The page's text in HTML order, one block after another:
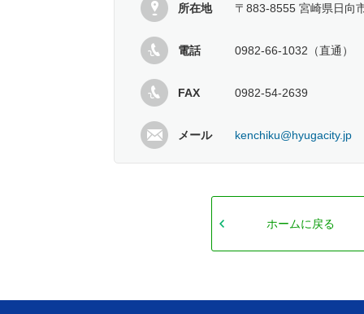
所在地 〒883-8555 宮崎県日向
電話 0982-66-1032（直通）
FAX 0982-54-2639
メール kenchiku@hyugacity.jp
ホームに戻る